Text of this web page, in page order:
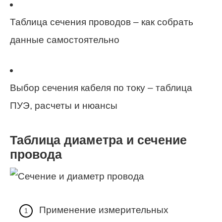
Таблица сечения проводов – как собрать
данные самостоятельно
Выбор сечения кабеля по току – таблица
ПУЭ, расчеты и нюансы
Таблица диаметра и сечение
провода
Применение измерительных